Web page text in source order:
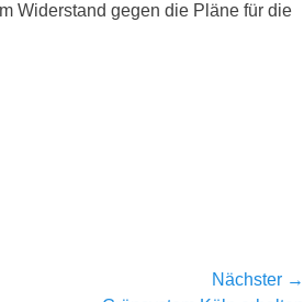
Widerstand gegen die Pläne für die
Nächster →